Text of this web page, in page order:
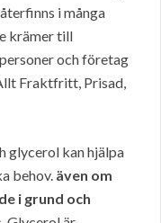
i många
krämer till
och företag
Fraktfritt, Prisad,
glycerol kan hjälpa
behov. även om
i grund och